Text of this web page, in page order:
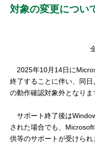
メリット
機能・サービス
対象の変更につい
2025年10月14日に
終了することに伴い、同
の動作確認対象外となりま
サポート終了後は
された場合でも、
供等のサポートが受けられ